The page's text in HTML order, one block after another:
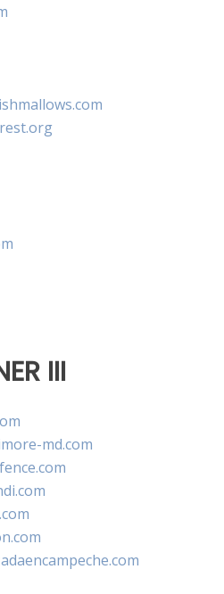
III
md.com